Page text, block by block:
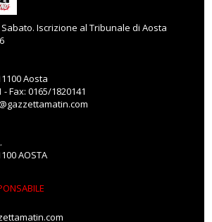
Iscrizione al Tribunale di Aosta
Aosta
Fax: 0165/1820141
AOSTA